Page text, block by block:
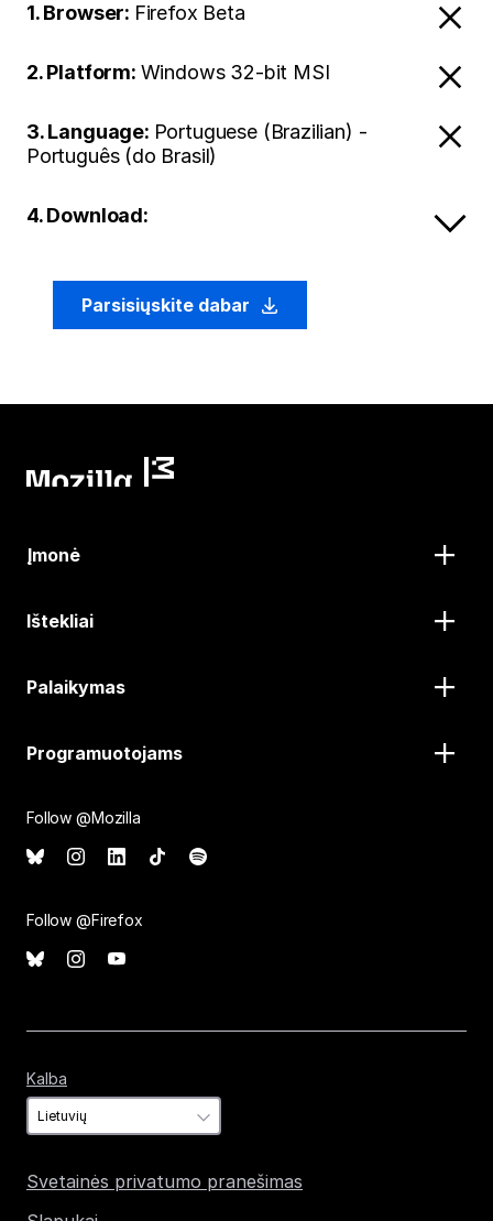
1. Browser: Firefox Beta
2. Platform: Windows 32-bit MSI
3. Language: Portuguese (Brazilian) -
Português (do Brasil)
4. Download:
Parsisiųskite dabar
Įmonė
Ištekliai
Palaikymas
Programuotojams
Follow @Mozilla
Follow @Firefox
Kalba
Svetainės privatumo pranešimas